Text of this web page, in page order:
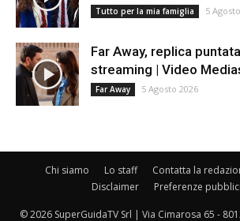
Tutto per la mia famiglia 5
Far Away, replica
streaming | Video
Far Away 5 Agosto 2026
Chi siamo Lo staff Contatta la
Disclaimer
Preferenze
© 2026 SuperGuidaTV Srl | Via Cimarosa 65 -